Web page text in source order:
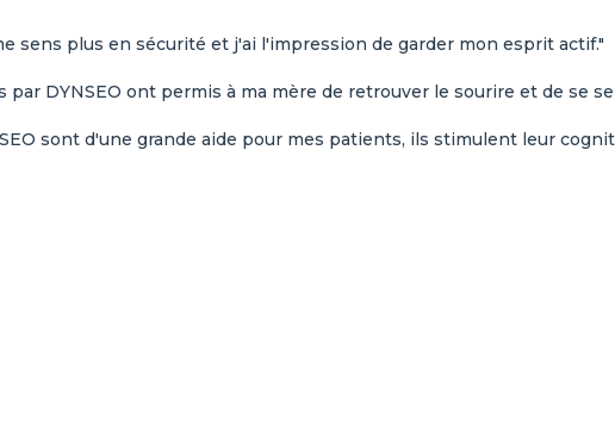
sens plus en sécurité et j'ai l'impression de garder mon esprit actif."
par DYNSEO ont permis à ma mère de retrouver le sourire et de se
sont d'une grande aide pour mes patients, ils stimulent leur